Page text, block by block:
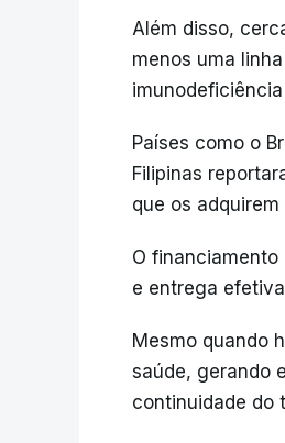
Além disso,
menos uma
Países como o
Filipinas
que os
O
e entrega
Mesmo quando
saúde, gerando
continuidade do